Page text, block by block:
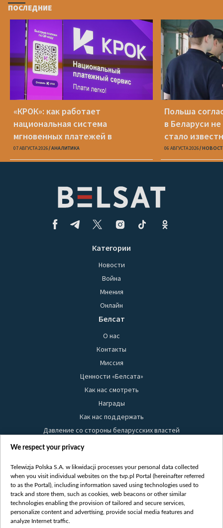
ПОСЛЕДНИЕ
«КРОК»: как работает
национальная система
мгновенных платежей в
Беларуси
07 АВГУСТА 2026 АНАЛИТИКА
Польша
в Беларуси
стало
06 АВГУСТА 2026
Категории
Новости
Война
Мнения
Онлайн
Белсат
О нас
Контакты
Миссия
Ценности «Белсата»
Как нас смотреть
Награды
Как нас поддержать
Давление со стороны беларусских властей
Правила использования материалов
Безопасность
Youtube
Белсат news
Белсат Life
We respect your privacy
Telewizja Polska S.A. w likwidacji processes your personal data collected
when you visit individual websites on the tvp.pl Portal (hereinafter referred
to as the Portal), including information saved using technologies used to
track and store them, such as cookies, web beacons or other similar
technologies enabling the provision of tailored and secure services,
personalize content and advertising, provide social media features and
analyze Internet traffic.